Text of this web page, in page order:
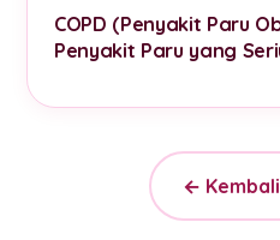
COPD (Penyakit Paru
Penyakit Paru yang
←